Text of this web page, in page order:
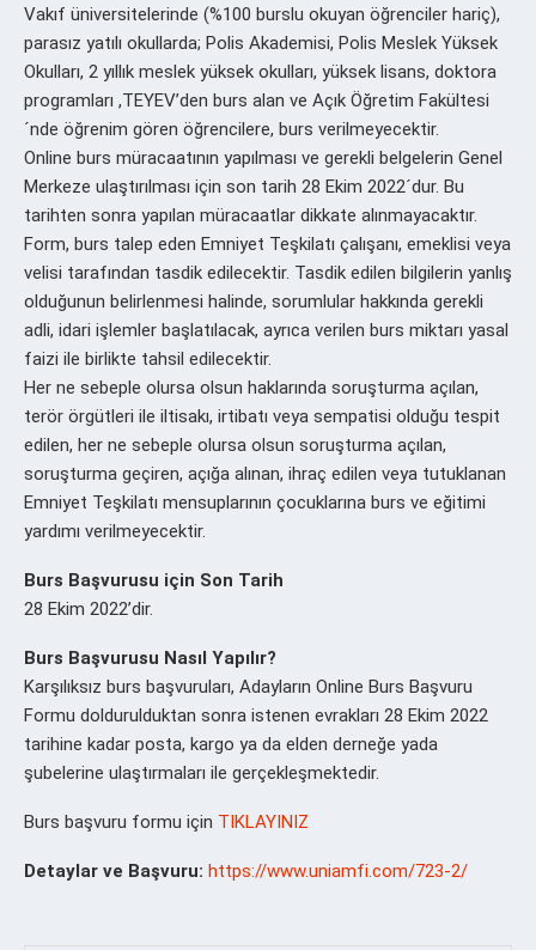
Vakıf üniversitelerinde (%100 burslu okuyan öğrenciler hariç),
parasız yatılı okullarda; Polis Akademisi, Polis Meslek Yüksek
Okulları, 2 yıllık meslek yüksek okulları, yüksek lisans, doktora
programları ,TEYEV’den burs alan ve Açık Öğretim Fakültesi
´nde öğrenim gören öğrencilere, burs verilmeyecektir.
Online burs müracaatının yapılması ve gerekli belgelerin Genel
Merkeze ulaştırılması için son tarih 28 Ekim 2022´dur. Bu
tarihten sonra yapılan müracaatlar dikkate alınmayacaktır.
Form, burs talep eden Emniyet Teşkilatı çalışanı, emeklisi veya
velisi tarafından tasdik edilecektir. Tasdik edilen bilgilerin yanlış
olduğunun belirlenmesi halinde, sorumlular hakkında gerekli
adli, idari işlemler başlatılacak, ayrıca verilen burs miktarı yasal
faizi ile birlikte tahsil edilecektir.
Her ne sebeple olursa olsun haklarında soruşturma açılan,
terör örgütleri ile iltisakı, irtibatı veya sempatisi olduğu tespit
edilen, her ne sebeple olursa olsun soruşturma açılan,
soruşturma geçiren, açığa alınan, ihraç edilen veya tutuklanan
Emniyet Teşkilatı mensuplarının çocuklarına burs ve eğitimi
yardımı verilmeyecektir.
Burs Başvurusu için Son Tarih
28 Ekim 2022’dir.
Burs Başvurusu Nasıl Yapılır?
Karşılıksız burs başvuruları, Adayların Online Burs Başvuru
Formu doldurulduktan sonra istenen evrakları 28 Ekim 2022
tarihine kadar posta, kargo ya da elden derneğe yada
şubelerine ulaştırmaları ile gerçekleşmektedir.
Burs başvuru formu için TIKLAYINIZ
Detaylar ve Başvuru: https://www.uniamfi.com/723-2/